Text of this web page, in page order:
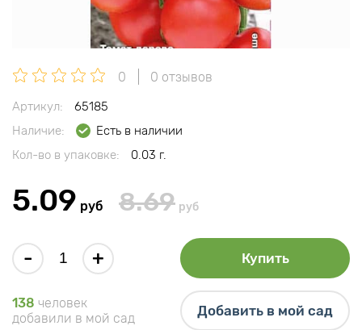
0 0 отзывов
Артикул:
65185
Наличие:
Есть в наличии
Кол-во в упаковке:
0.03 г.
5.09 руб 8.69 руб
- + Купить
138 человек
добавили в мой сад
Добавить в мой сад